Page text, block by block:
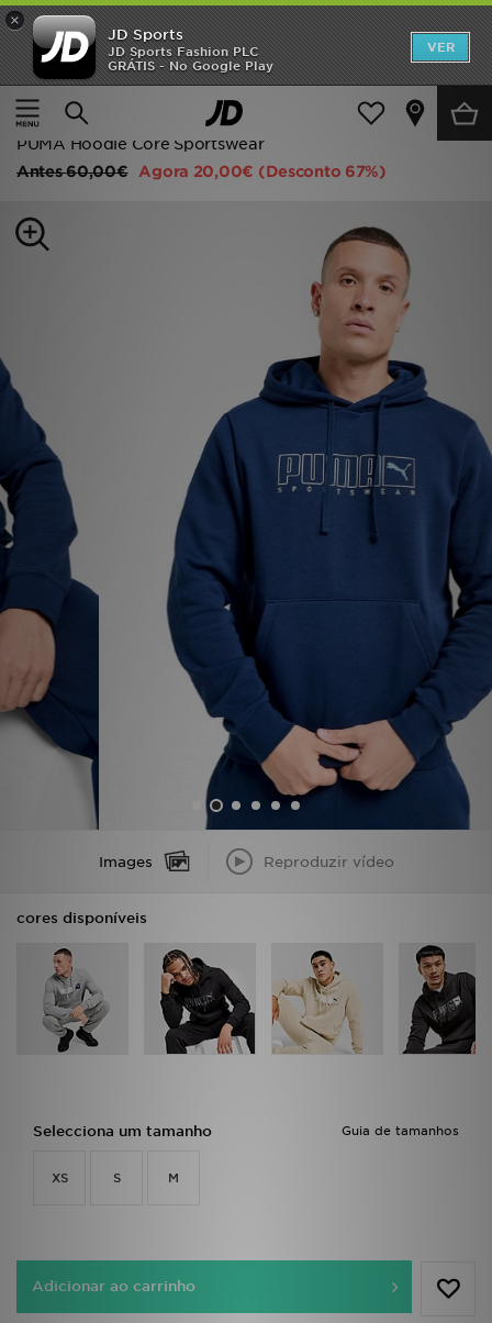
×
JD Sports
JD Sports Fashion PLC
GRÁTIS - No Google Play
VER
Página principal
Homem
Roupa de Homem
PUMA Hoodie Core Sportswear
Antes60,00€ Agora 20,00€ (Desconto 67%)
Images Reproduzir vídeo
cores disponíveis
Guia de tamanhos
Selecciona um tamanho
XS S M
Adicionar ao carrinho
INÍCIO
Promoções
NOVIDADES
MULHER
DESPORTO
FUTEBOL JD
VER MARCAS
LOCALIZADOR DE LOJAS
MENSAGENS
MY JD
BLOG
SUBSCREVE
ESTADO DO TEU PEDIDO
TRABALHA CONNOSCO
FAQs